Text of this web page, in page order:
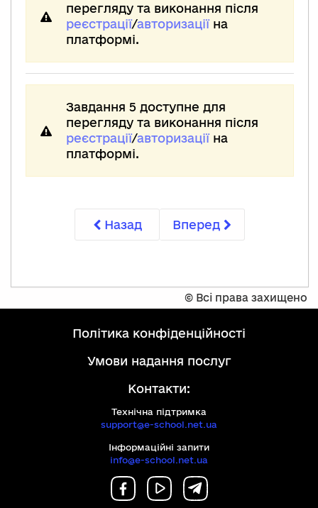
перегляду та виконання після
реєстрації/авторизаціїна
платформі.
Завдання 5 доступне для
перегляду та виконання після
реєстрації/авторизаціїна
платформі.
Назад Вперед
© Всі права захищено
політика конфіденційності
умови надання послуг
Контакти:
Технічна підтримка
support@e-school.net.ua
Інформаційні запити
info@e-school.net.ua